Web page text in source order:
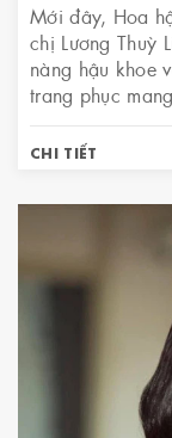
Mới đây, Hoa
chị Lương Thuỳ
nàng hậu khoe
trang phục
CHI TIẾT